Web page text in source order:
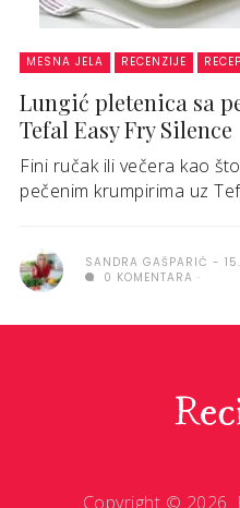
MESNA JELA RECENZIJE
Lungić pletenica sa
Tefal Easy Fry Silence
Fini ručak ili večera kao
pečenim krumpirima uz
SANDRA GAŠPARIĆ
0 KOMENTARA
Copyright © 2026.